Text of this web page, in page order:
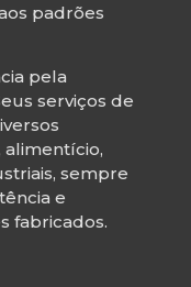
padrões
pela
serviços de
sempre
e
fabricados.